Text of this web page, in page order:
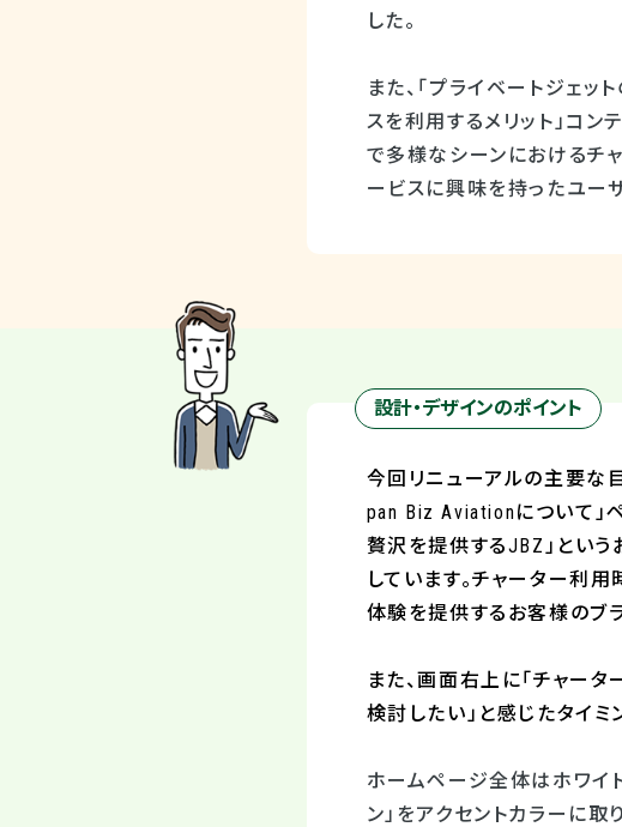
した。
また、「プライベートジェッ
スを利用するメリット」コン
で多様なシーンにおけるチ
ービスに興味を持ったユー
設計・デザインのポイント
今回リニューアルの主要な目
pan Biz Aviationについて」
贅沢を提供するJBZ」とい
しています。チャーター利
体験を提供するお客様のブ
また、画面右上に「チャー
検討したい」と感じたタイミ
ホームページ全体はホワイ
ン」をアクセントカラーに